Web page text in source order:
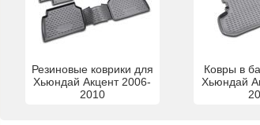
Резиновые коврики для
Хьюндай Акцент 2006-
2010
Ковры в
Хьюндай